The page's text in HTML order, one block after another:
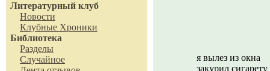
Литературный клуб
Новости
Клубные Хроники
Библиотека
Разделы
Случайное
я вылез из окна
закурил сигарету